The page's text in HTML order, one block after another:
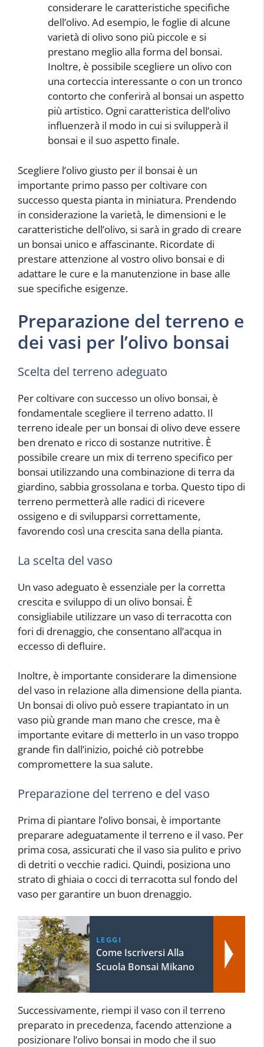
considerare le caratteristiche specifiche
dell’olivo. Ad esempio, le foglie di alcune
varietà di olivo sono più piccole e si
prestano meglio alla forma del bonsai.
Inoltre, è possibile scegliere un olivo con
una corteccia interessante o con un tronco
contorto che conferirà al bonsai un aspetto
più artistico. Ogni caratteristica dell’olivo
influenzerà il modo in cui si svilupperà il
bonsai e il suo aspetto finale.
Scegliere l’olivo giusto per il bonsai è un
importante primo passo per coltivare con
successo questa pianta in miniatura. Prendendo
in considerazione la varietà, le dimensioni e le
caratteristiche dell’olivo, si sarà in grado di creare
un bonsai unico e affascinante. Ricordate di
prestare attenzione al vostro olivo bonsai e di
adattare le cure e la manutenzione in base alle
sue specifiche esigenze.
Preparazione del terreno e
dei vasi per l’olivo bonsai
Scelta del terreno adeguato
Per coltivare con successo un olivo bonsai, è
fondamentale scegliere il terreno adatto. Il
terreno ideale per un bonsai di olivo deve essere
ben drenato e ricco di sostanze nutritive. È
possibile creare un mix di terreno specifico per
bonsai utilizzando una combinazione di terra da
giardino, sabbia grossolana e torba. Questo tipo di
terreno permetterà alle radici di ricevere
ossigeno e di svilupparsi correttamente,
favorendo così una crescita sana della pianta.
La scelta del vaso
Un vaso adeguato è essenziale per la corretta
crescita e sviluppo di un olivo bonsai. È
consigliabile utilizzare un vaso di terracotta con
fori di drenaggio, che consentano all’acqua in
eccesso di defluire.
Inoltre, è importante considerare la dimensione
del vaso in relazione alla dimensione della pianta.
Un bonsai di olivo può essere trapiantato in un
vaso più grande man mano che cresce, ma è
importante evitare di metterlo in un vaso troppo
grande fin dall’inizio, poiché ciò potrebbe
compromettere la sua salute.
Preparazione del terreno e del vaso
Prima di piantare l’olivo bonsai, è importante
preparare adeguatamente il terreno e il vaso. Per
prima cosa, assicurati che il vaso sia pulito e privo
di detriti o vecchie radici. Quindi, posiziona uno
strato di ghiaia o cocci di terracotta sul fondo del
vaso per garantire un buon drenaggio.
LEGGI
Come Iscriversi Alla
Scuola Bonsai Mikano
Successivamente, riempi il vaso con il terreno
preparato in precedenza, facendo attenzione a
posizionare l’olivo bonsai in modo che il suo